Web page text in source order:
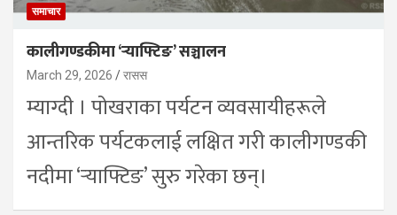
समाचार
कालीगण्डकीमा ‘र्‍याफ्टिङ’ सञ्चालन
March 29, 2026 रासस
म्याग्दी । पोखराका पर्यटन व्यवसायीहरूले
आन्तरिक पर्यटकलाई लक्षित गरी कालीगण्डकी
नदीमा ‘र्‍याफ्टिङ’ सुरु गरेका छन्।